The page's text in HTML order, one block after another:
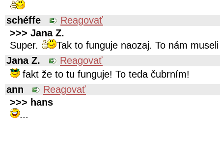
schéffe
Reagovať
>>> Jana Z.
Super.
Tak to funguje naozaj. To nám
Jana Z.
Reagovať
fakt že to tu funguje! To teda čubrním!
ann
Reagovať
>>> hans
...